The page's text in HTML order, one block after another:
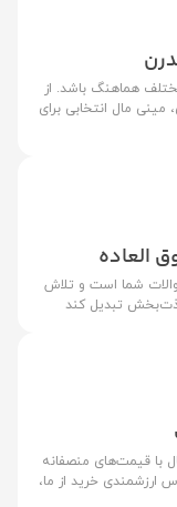
هماهنگ باشد. از
مال انتخابی برای
العاده
شما است و تلاش
تبدیل کند
با قیمت‌های منصفانه
ارزشمندی خرید از ما،